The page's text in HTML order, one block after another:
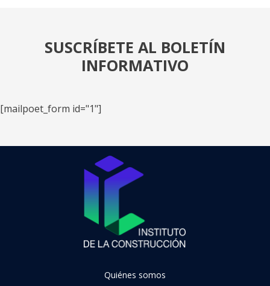
SUSCRÍBETE AL BOLETÍN
INFORMATIVO
[mailpoet_form id="1"]
Quiénes somos